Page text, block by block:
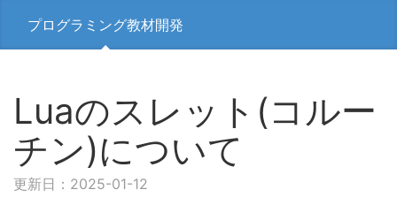
プログラミング教材開発
Luaのスレット(コルー
チン)について
更新日：2025-01-12